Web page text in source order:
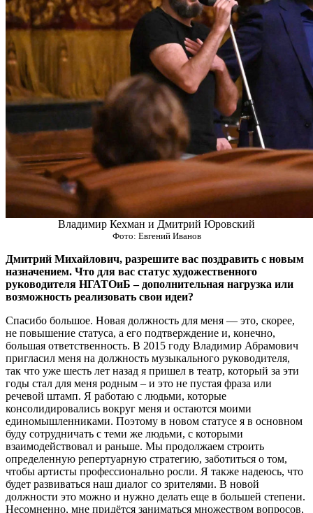
Владимир Кехман и Дмитрий Юровский
Фото: Евгений Иванов
Дмитрий Михайлович, разрешите вас поздравить с новым
назначением. Что для вас статус художественного
руководителя НГАТОиБ – дополнительная нагрузка или
возможность реализовать свои идеи?
Спасибо большое. Новая должность для меня — это, скорее,
не повышение статуса, а его подтверждение и, конечно,
большая ответственность. В 2015 году Владимир Абрамович
пригласил меня на должность музыкального руководителя,
так что уже шесть лет назад я пришел в театр, который за эти
годы стал для меня родным – и это не пустая фраза или
речевой штамп. Я работаю с людьми, которые
консолидировались вокруг меня и остаются моими
единомышленниками. Поэтому в новом статусе я в основном
буду сотрудничать с теми же людьми, с которыми
взаимодействовал и раньше. Мы продолжаем строить
определенную репертуарную стратегию, заботиться о том,
чтобы артисты профессионально росли. Я также надеюсь, что
будет развиваться наш диалог со зрителями. В новой
должности это можно и нужно делать еще в большей степени.
Несомненно, мне придётся заниматься множеством вопросов,